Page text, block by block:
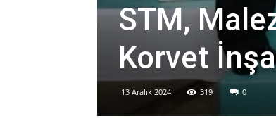
STM,
Korvet
13 Aralık 2024 319 0